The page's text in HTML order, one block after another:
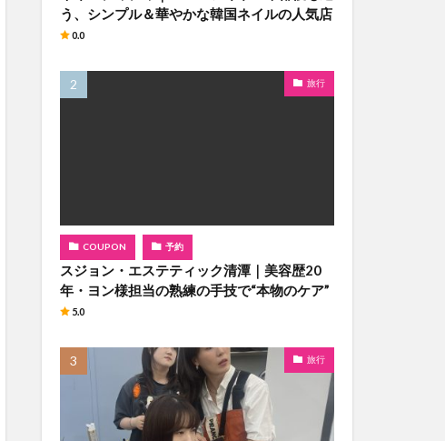
う、シンプル＆華やかな韓国ネイルの人気店
0.0
旅行
COUPON 予約
スジョン・エステティック清潭｜美容歴20
年・ヨン様担当の熟練の手技で“本物のケア”
5.0
旅行